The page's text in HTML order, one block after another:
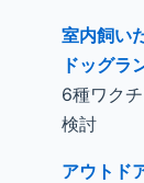
室内飼い
ドッグラ
6種ワク
検討
アウトド